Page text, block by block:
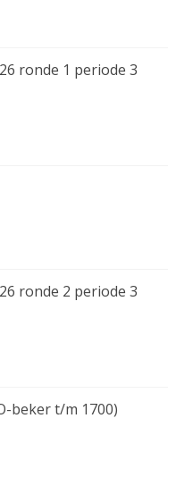
ronde 1 periode 3
ronde 2 periode 3
beker t/m 1700)